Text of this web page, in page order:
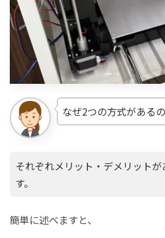
なぜ2つの方式がある
それぞれメリット・デメリット
す。
簡単に述べますと、